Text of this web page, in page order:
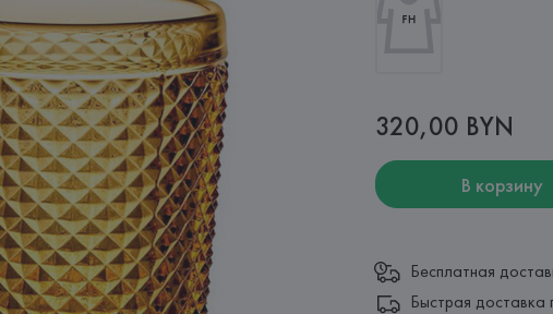
320,00 BYN
В корзину
Бесплатная
Быстрая доставка